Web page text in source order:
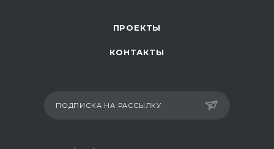
ПРОЕКТЫ
КОНТАКТЫ
ПОДПИСКА НА РАССЫЛКУ